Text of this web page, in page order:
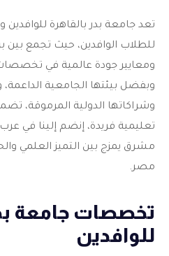
تعد جامعة بدر بالقاهرة للوافدين
للطلاب الوافدين، حيث تجمع بين
ومعايير جودة عالمية في
وبفضل بيئتها الجامعية الداعمة،
وشراكاتها الدولية المرموقة،
تعليمية فريدة، إنضم إلينا في
مشرق يمزج بين التميز العلمي
مصر.
تخصصات جامعة
للوافدين